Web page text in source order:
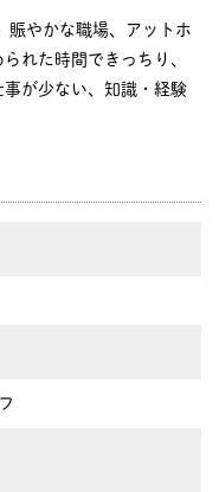
賑やかな職場、アットホ
れた時間できっちり、
が少ない、知識・経験